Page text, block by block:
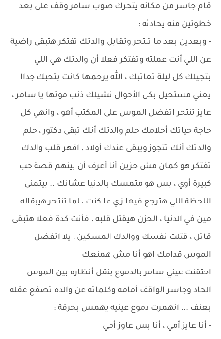
قام جاسر من مكانه يتحرك صوب سامر وقف على بعد
خطوتين منه يحادثه :
- وبعدين بعد ما تنتحر وتقابل والدتك تفتكر هتبقى راضية
عن اللي أنت عملته وتفتكر فعلا أن والدتك هي اللي
بتجيلك كل ليلة تعاتبك ، الله يرحمها كانت بتحبك جداا
يعني مستحيل بكل الأحوال تشيلك ذنب موتها يا سامر ،
عايز تنتحر اتفضل الموس على المكتب أهو ، وانهي كل
حاجة حياتك أحلامك حلم والدتك أنك تبقى دكتور ، حلم
والدتك أنك تتجوز ويبقى عندك أولاد ، اقهر قلب والدك
تفتكر هو كمان مش حزين أنا أعرف أن بينهم قصة حب
كبيرة أوي ، بس هو متمسك بالدنيا عشانك .. بيتمنى
اللحظة اللي هترجع فيها زي ما كنت ، لما تنتحر هيبقاله
مين في الدنيا ، الحزن هيقتل قلبه ، فأنت كدة فعلا هتبقى
قاتل ، قتلت نفسك ووالدك المسكين ، يلا اتفضل
الموس قدامك اهو أنا مش همنعك
احتقنت عيني سامر بالدموع ينقل أنظاره بين الموس
الحاد وجاسر الواقف أمامه وكلماته عن والده تصفع عقله
بعنف ... انهمرت دموع عينيه يهمس بحرقة :
- أنا عايز أمي ، أنا بس عاوز أمي